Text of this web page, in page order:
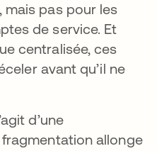
pas pour les
de service. Et
centralisée, ces
avant qu’il ne
d’une
allonge